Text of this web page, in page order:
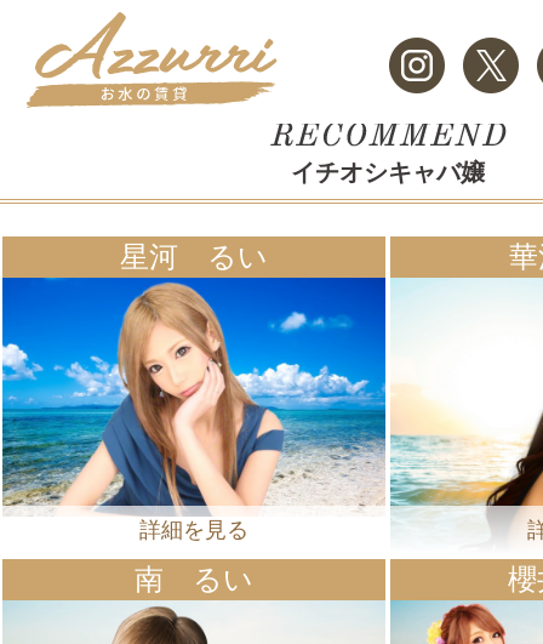
イチオシキャバ嬢
星河 るい
詳細を見る
南 るい